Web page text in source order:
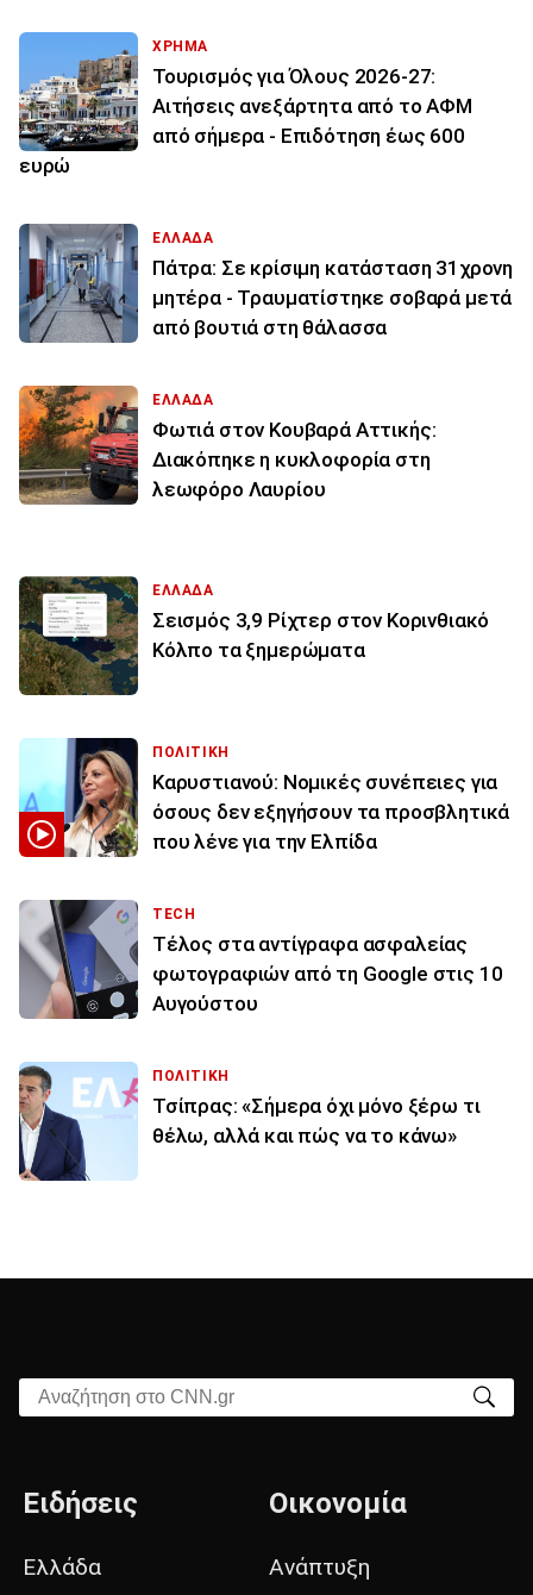
ΧΡΗΜΑ
Τουρισμός για Όλους 2026-27:
Αιτήσεις ανεξάρτητα από το ΑΦΜ
από σήμερα - Επιδότηση έως 600
ευρώ
ΕΛΛΑΔΑ
Πάτρα: Σε κρίσιμη κατάσταση 31χρονη
μητέρα - Τραυματίστηκε σοβαρά μετά
από βουτιά στη θάλασσα
ΕΛΛΑΔΑ
Φωτιά στον Κουβαρά Αττικής:
Διακόπηκε η κυκλοφορία στη
λεωφόρο Λαυρίου
ΕΛΛΑΔΑ
Σεισμός 3,9 Ρίχτερ στον Κορινθιακό
Κόλπο τα ξημερώματα
ΠΟΛΙΤΙΚΗ
Καρυστιανού: Νομικές συνέπειες για
όσους δεν εξηγήσουν τα προσβλητικά
που λένε για την Ελπίδα
TECH
Τέλος στα αντίγραφα ασφαλείας
φωτογραφιών από τη Google στις 10
Αυγούστου
ΠΟΛΙΤΙΚΗ
Τσίπρας: «Σήμερα όχι μόνο ξέρω τι
θέλω, αλλά και πώς να το κάνω»
Αναζήτηση στο CNN.gr
Ειδήσεις
Ελλάδα
Οικονομία
Ανάπτυξη